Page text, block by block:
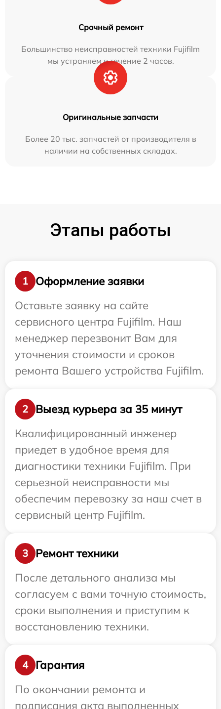
Срочный ремонт
Большинство неисправностей техники Fujifilm
мы устраняем в течение 2 часов.
Оригинальные запчасти
Более 20 тыс. запчастей от производителя в
наличии на собственных складах.
Этапы работы
1
Оформление заявки
Оставьте заявку на сайте
сервисного центра Fujifilm. Наш
менеджер перезвонит Вам для
уточнения стоимости и сроков
ремонта Вашего устройства Fujifilm.
2
Выезд курьера за 35 минут
Квалифицированный инженер
приедет в удобное время для
диагностики техники Fujifilm. При
серьезной неисправности мы
обеспечим перевозку за наш счет в
сервисный центр Fujifilm.
3
Ремонт техники
После детального анализа мы
согласуем с вами точную стоимость,
сроки выполнения и приступим к
восстановлению техники.
4
Гарантия
По окончании ремонта и
подписания акта выполненных